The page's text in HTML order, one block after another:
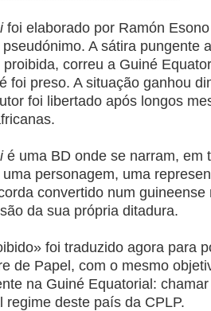
foi elaborado por Ramón
A sátira pungente
correu a Guiné
foi preso. A situação ganhou
foi libertado após longos
é uma BD onde se narram, em
personagem, uma
convertido num
da sua própria ditadura.
foi traduzido agora para
de Papel, com o mesmo
na Guiné Equatorial:
regime deste país da CPLP.